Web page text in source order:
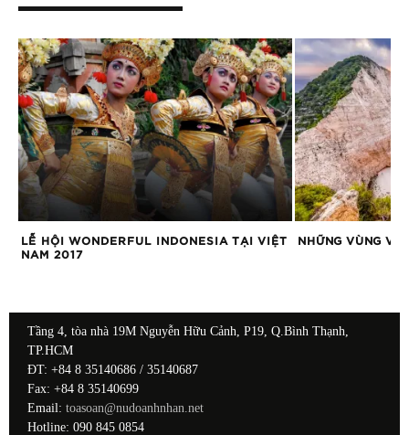
LỄ HỘI WONDERFUL INDONESIA TẠI VIỆT
NAM 2017
NHỮNG VÙNG
Tầng 4, tòa nhà 19M Nguyễn Hữu Cảnh, P19, Q.Bình Thạnh,
TP.HCM
ĐT: +84 8 35140686 / 35140687
Fax: +84 8 35140699
Email: toasoan@nudoanhnhan.net
Hotline: 090 845 0854